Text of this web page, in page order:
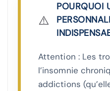
⚠️
POURQUOI
Attention : Les
l’insomnie
addictions